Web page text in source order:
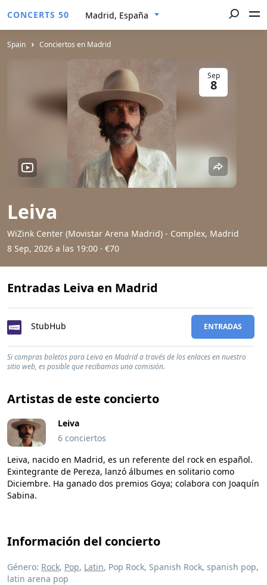
CONCERTS 50 Madrid, España
Spain Conciertos en Madrid
Leiva
8 Sep, 2026 a las 19:00 · €70
WiZink Center (Movistar Arena Madrid) - Complex, Madrid
Sep
8
Entradas Leiva en Madrid
StubHub ENTRADAS
Si compras boletos para Leiva en Madrid a través de los enlaces en nuestro
sitio web, es posible que recibamos una comisión.
Artistas de este concierto
Leiva
6 conciertos
Leiva, nacido en Madrid, es un referente del rock en español.
Exintegrante de Pereza, lanzó álbumes en solitario como
Diciembre. Ha ganado dos premios Goya; colabora con Joaquín
Sabina.
Información del concierto
Género: Rock, Pop, Latin, Pop Rock, Spanish Rock, spanish pop,
latin arena pop